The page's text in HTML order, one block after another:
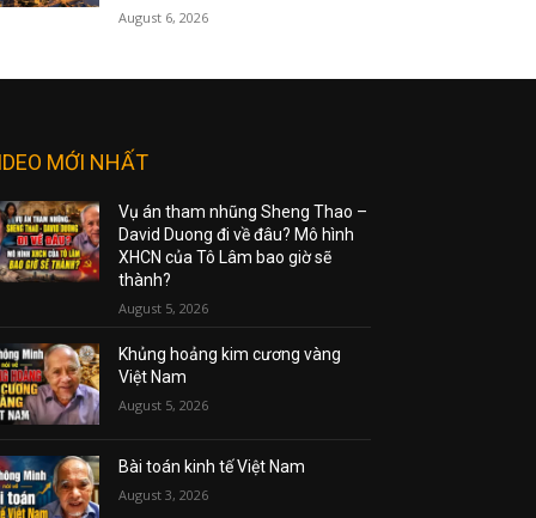
August 6, 2026
MỚI NHẤT
Vụ án tham nhũng Sheng Thao –
David Duong đi về đâu? Mô hình
XHCN của Tô Lâm bao giờ sẽ
thành?
August 5, 2026
Khủng hoảng kim cương vàng
Việt Nam
August 5, 2026
Bài toán kinh tế Việt Nam
August 3, 2026